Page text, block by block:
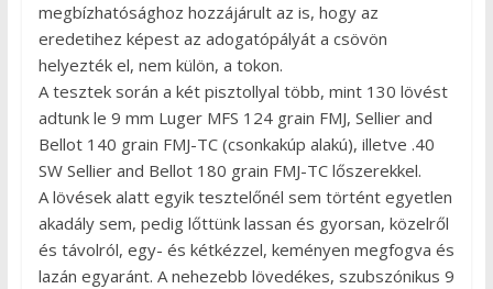
megbízhatósághoz hozzájárult az is, hogy az
eredetihez képest az adogatópályát a csövön
helyezték el, nem külön, a tokon.
A tesztek során a két pisztollyal több, mint 130 lövést
adtunk le 9 mm Luger MFS 124 grain FMJ, Sellier and
Bellot 140 grain FMJ-TC (csonkakúp alakú), illetve .40
SW Sellier and Bellot 180 grain FMJ-TC lőszerekkel.
A lövések alatt egyik tesztelőnél sem történt egyetlen
akadály sem, pedig lőttünk lassan és gyorsan, közelről
és távolról, egy- és kétkézzel, keményen megfogva és
lazán egyaránt. A nehezebb lövedékes, szubszónikus 9